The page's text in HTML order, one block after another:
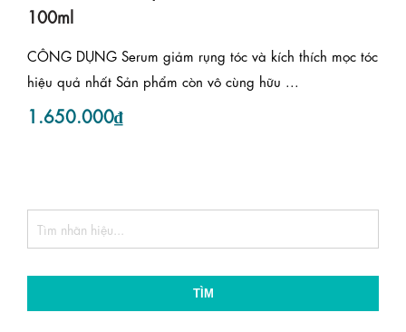
100ml
CÔNG DỤNG Serum giảm rụng tóc và kích thích mọc tóc
hiệu quả nhất Sản phẩm còn vô cùng hữu ...
1.650.000₫
TÌM